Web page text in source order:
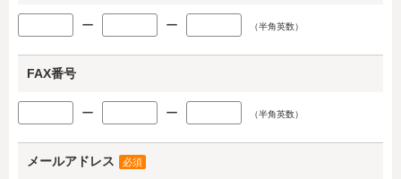
ー ー （半角英数）
FAX番号
ー ー （半角英数）
メールアドレス 必須